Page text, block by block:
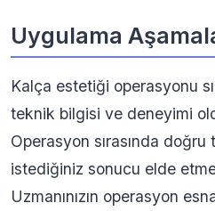
Uygulama
Kalça estetiği operasyonu
teknik bilgisi ve deneyimi
Operasyon sırasında doğru
istediğiniz sonucu elde
Uzmanınızın operasyon